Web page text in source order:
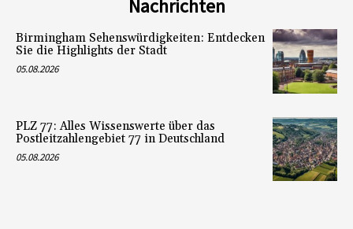
Nachrichten
Birmingham Sehenswürdigkeiten: Entdecken
Sie die Highlights der Stadt
05.08.2026
PLZ 77: Alles Wissenswerte über das
Postleitzahlengebiet 77 in Deutschland
05.08.2026